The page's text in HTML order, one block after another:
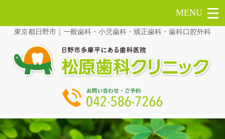
東京都日野市｜一般歯科・小児歯科・矯正歯科・歯科口腔外科